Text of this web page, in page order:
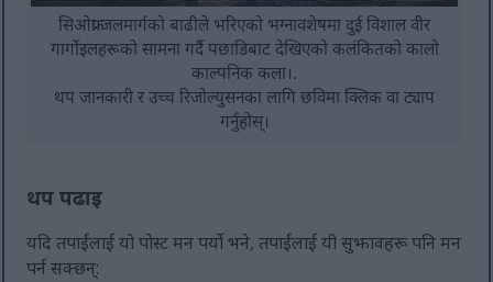
सिओफ्रा जलमार्गको बाढीले भरिएको भग्नावशेषमा दुई विशाल वीर
गार्गोइलहरूको सामना गर्दै पछाडिबाट देखिएको कलंकितको कालो
काल्पनिक कला।.
थप जानकारी र उच्च रिजोल्युसनका लागि छविमा क्लिक वा ट्याप
गर्नुहोस्।
थप पढाइ
यदि तपाईंलाई यो पोस्ट मन पर्यो भने, तपाईंलाई यी सुझावहरू पनि मन
पर्न सक्छन्: